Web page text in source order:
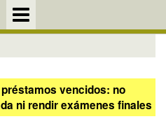
vencidos: no
ni rendir exámenes finales